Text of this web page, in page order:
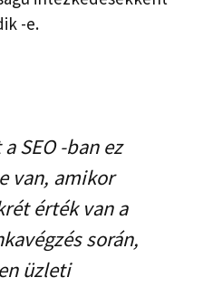
-e.
SEO -ban ez
van, amikor
érték van a
során,
üzleti